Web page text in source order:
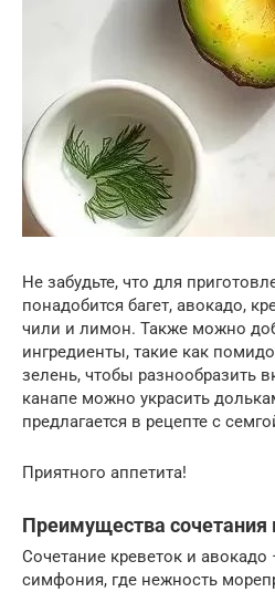
Не забудьте, что для
понадобится багет, авокадо,
чили и лимон. Также можно
ингредиенты, такие как
зелень, чтобы разнообразить
канапе можно украсить
предлагается в рецепте с
Приятного аппетита!
Преимущества сочетания
Сочетание креветок и авокадо
симфония, где нежность